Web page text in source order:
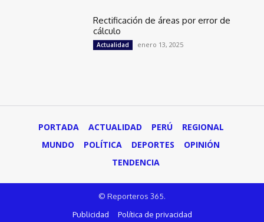
Rectificación de áreas por error de
cálculo
Actualidad enero 13, 2025
PORTADA ACTUALIDAD PERÚ
REGIONAL
MUNDO
POLÍTICA DEPORTES
OPINIÓN
TENDENCIA
© Reporteros 365.
Publicidad
Política de privacidad